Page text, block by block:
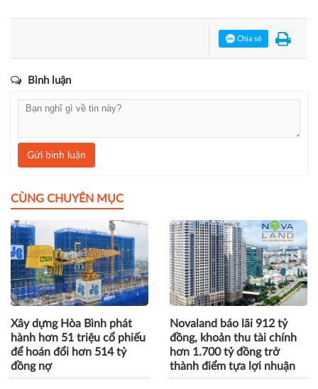
Chia sẻ
Bình luận
Gửi bình luận
CÙNG CHUYÊN MỤC
Xây dựng Hòa Bình phát
hành hơn 51 triệu cổ phiếu
để hoán đổi hơn 514 tỷ
đồng nợ
Novaland báo lãi 912 tỷ
đồng, khoản thu tài chính
hơn 1.700 tỷ đồng trở
thành điểm tựa lợi nhuận